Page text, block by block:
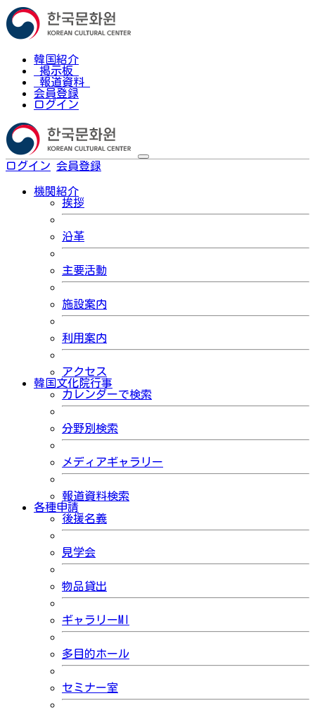
韓国紹介
掲示板
報道資料
会員登録
ログイン
ログイン 会員登録
機関紹介
挨拶
沿革
主要活動
施設案内
利用案内
アクセス
韓国文化院行事
カレンダーで検索
分野別検索
メディアギャラリー
報道資料検索
各種申請
後援名義
見学会
物品貸出
ギャラリーMI
多目的ホール
セミナー室